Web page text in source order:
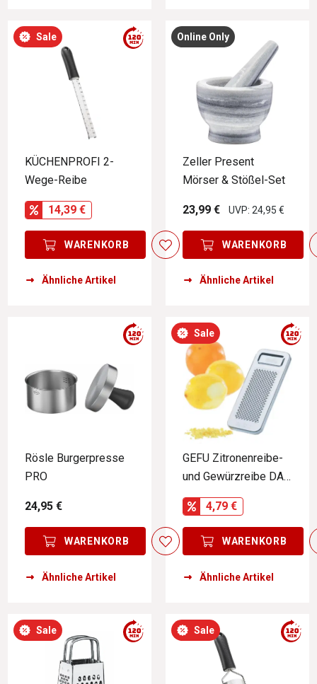
Sale
KÜCHENPROFI 2-
Wege-Reibe
14,39 €
WARENKORB
Ähnliche Artikel
Online Only
Zeller Present
Mörser & Stößel-Set
23,99 € UVP: 24,95 €
WARENKORB
Ähnliche Artikel
Rösle Burgerpresse
PRO
24,95 €
WARENKORB
Ähnliche Artikel
Sale
GEFU Zitronenreibe-
und Gewürzreibe DAS
ORIGINAL
4,79 €
WARENKORB
Ähnliche Artikel
Sale Sale